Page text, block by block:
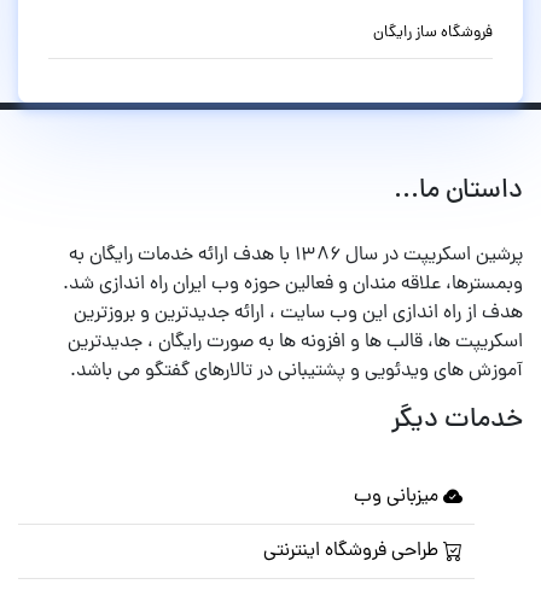
فروشگاه ساز رایگان
داستان ما...
پرشین اسکریپت در سال ۱۳۸۶ با هدف ارائه خدمات رایگان به
وبمسترها، علاقه مندان و فعالین حوزه وب ایران راه اندازی شد.
هدف از راه اندازی این وب سایت ، ارائه جدیدترین و بروزترین
اسکریپت ها، قالب ها و افزونه ها به صورت رایگان ، جدیدترین
آموزش های ویدئویی و پشتیبانی در تالارهای گفتگو می باشد.
خدمات دیگر
میزبانی وب
طراحی فروشگاه اینترنتی